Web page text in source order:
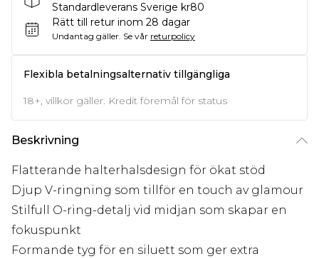
Standardleverans Sverige kr80
Rätt till retur inom 28 dagar
Undantag gäller. Se vår returpolicy
Flexibla betalningsalternativ tillgängliga
18+, villkor gäller. Kredit föremål för status
Beskrivning
Flatterande halterhalsdesign för ökat stöd
Djup V-ringning som tillför en touch av glamour
Stilfull O-ring-detalj vid midjan som skapar en
fokuspunkt
Formande tyg för en siluett som ger extra